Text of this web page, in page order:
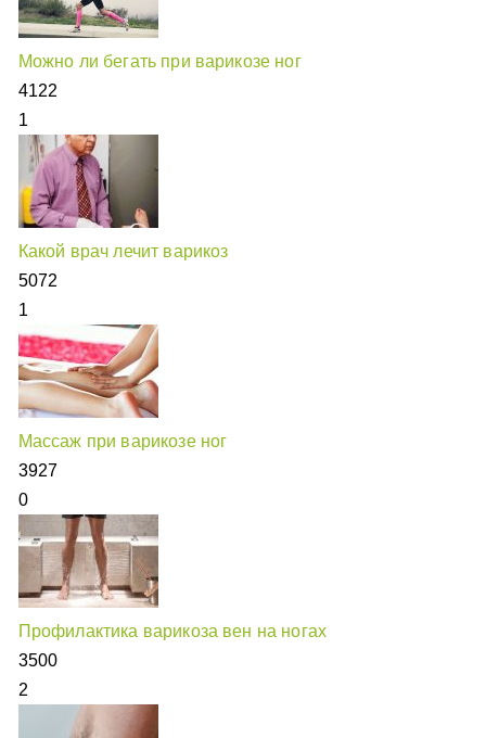
Можно ли бегать при варикозе ног
4122
1
Какой врач лечит варикоз
5072
1
Массаж при варикозе ног
3927
0
Профилактика варикоза вен на ногах
3500
2